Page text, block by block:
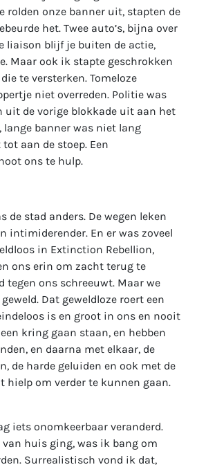
rolden onze banner uit, stapten de
het. Twee auto’s, bijna over
liaison blijf je buiten de actie,
Maar ook ik stapte geschrokken
te versterken. Tomeloze
niet overreden. Politie was
uit de vorige blokkade uit aan het
lange banner was niet lang
aan de stoep. Een
ons te hulp.
de stad anders. De wegen leken
intimiderender. En er was zoveel
in Extinction Rebellion,
ons erin om zacht terug te
tegen ons schreeuwt. Maar we
Dat geweldloze roert een
is en groot in ons en nooit
kring gaan staan, en hebben
en daarna met elkaar, de
de harde geluiden en ook met de
hielp om verder te kunnen gaan.
iets onomkeerbaar veranderd.
van huis ging, was ik bang om
Surrealistisch vond ik dat,